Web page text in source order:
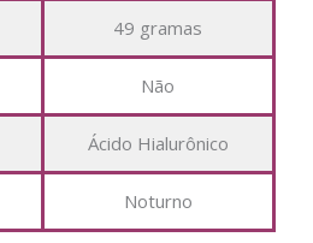
49 gramas
Não
Ácido Hialurônico
Noturno